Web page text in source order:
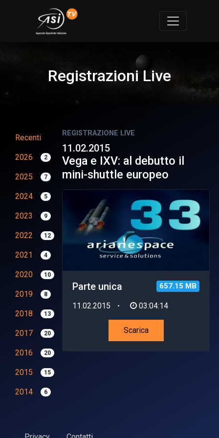
Registrazioni Live
Recenti
2026 2
2025 7
2024 5
2023 9
2022 12
2021 4
2020 10
2019 8
2018 13
2017 20
2016 20
2015 15
2014 6
REGISTRAZIONE LIVE
11.02.2015
Vega e IXV: al debutto il
mini-shuttle europeo
657.15 MB
Parte unica
11.02.2015 03:04:14
Scarica